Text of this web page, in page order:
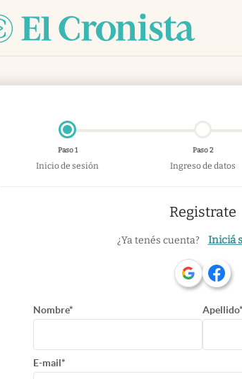
Paso 1
Inicio de sesión
Paso 2
Ingreso de datos
Registrate
¿Ya tenés cuenta? Iniciá
Nombre* Apellido*
E-mail*